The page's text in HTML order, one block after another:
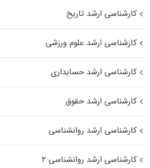
کارشناسی ارشد تاریخ
کارشناسی ارشد علوم ورزشی
کارشناسی ارشد حسابداری
کارشناسی ارشد حقوق
کارشناسی ارشد روانشناسی
کارشناسی ارشد روانشناسی ۲